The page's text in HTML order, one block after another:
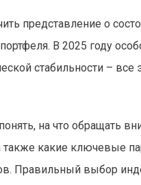
представление о
В 2025 году
стабильности –
на что обращать
также какие ключевые
Правильный выбор